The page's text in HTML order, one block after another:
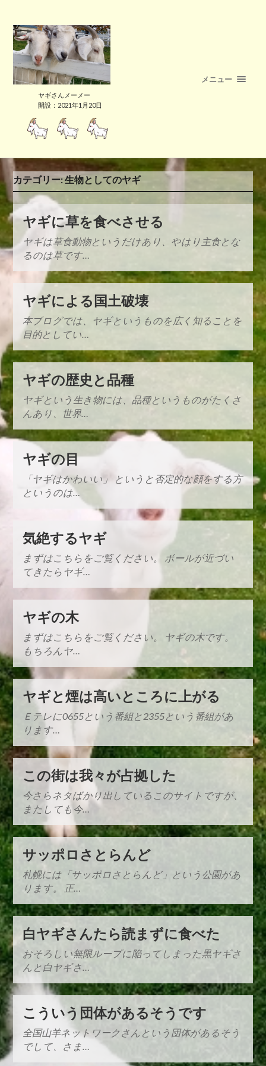
ヤギさんメーメー
開設：2021年1月20日
メニュー
カテゴリー:生物としてのヤギ
ヤギに草を食べさせる
ヤギは草食動物というだけあり、やはり主食とな
るのは草です…
ヤギによる国土破壊
本ブログでは、ヤギというものを広く知ることを
目的としてい…
ヤギの歴史と品種
ヤギという生き物には、品種というものがたくさ
んあり、世界…
ヤギの目
「ヤギはかわいい」 というと否定的な顔をする方
というのは…
気絶するヤギ
まずはこちらをご覧ください。 ボールが近づい
てきたらヤギ…
ヤギの木
まずはこちらをご覧ください。 ヤギの木です。
もちろんヤ…
ヤギと煙は高いところに上がる
Ｅテレに0655という番組と2355という番組があ
ります…
この街は我々が占拠した
今さらネタばかり出しているこのサイトですが、
またしても今…
サッポロさとらんど
札幌には「サッポロさとらんど」という公園があ
ります。 正…
白ヤギさんたら読まずに食べた
おそろしい無限ループに陥ってしまった黒ヤギさ
んと白ヤギさ…
こういう団体があるそうです
全国山羊ネットワークさんという団体があるそう
でして、さま…